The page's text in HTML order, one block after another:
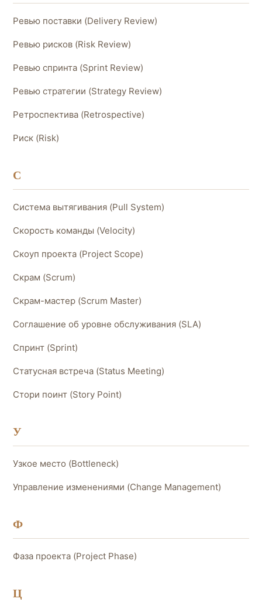
Ревью поставки (Delivery Review)
Ревью рисков (Risk Review)
Ревью спринта (Sprint Review)
Ревью стратегии (Strategy Review)
Ретроспектива (Retrospective)
Риск (Risk)
С
Система вытягивания (Pull System)
Скорость команды (Velocity)
Скоуп проекта (Project Scope)
Скрам (Scrum)
Скрам-мастер (Scrum Master)
Соглашение об уровне обслуживания (SLA)
Спринт (Sprint)
Статусная встреча (Status Meeting)
Стори поинт (Story Point)
У
Узкое место (Bottleneck)
Управление изменениями (Change Management)
Ф
Фаза проекта (Project Phase)
Ц